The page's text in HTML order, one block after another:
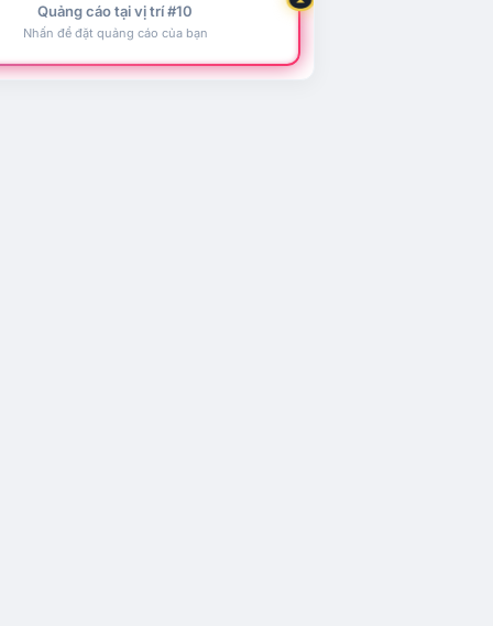
Quảng cáo tại vị trí #10
Nhấn để đặt quảng cáo của bạn